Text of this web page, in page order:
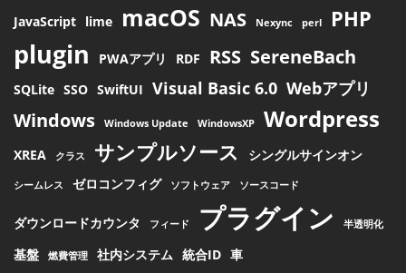
JavaScript lime macOS NAS Nexync perl PHP
plugin PWAアプリ RDF RSS SereneBach
SQLite SSO SwiftUI Visual Basic 6.0 Webアプリ
Windows Windows Update WindowsXP Wordpress
XREA クラス サンプルソース シングルサインオン
シームレス ゼロコンフィグ ソフトウェア ソースコード
ダウンロードカウンタ フィード プラグイン 半透明化
基盤 燃費管理 社内システム 統合ID 車